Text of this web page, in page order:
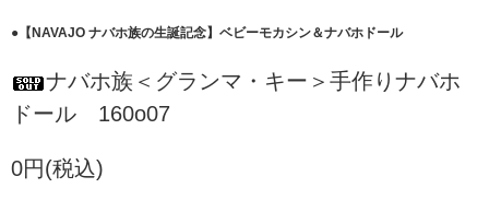
●【NAVAJO ナバホ族の生誕記念】ベビーモカシン＆ナバホドール
ナバホ族＜グランマ・キー＞手作りナバホ
ドール 160o07
0円(税込)